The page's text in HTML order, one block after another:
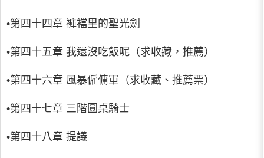
•第四十四章 褲襠里的聖光劍
•第四十五章 我還沒吃飯呢（求收藏，推薦）
•第四十六章 風暴僱傭軍（求收藏、推薦票）
•第四十七章 三階圓桌騎士
•第四十八章 提議